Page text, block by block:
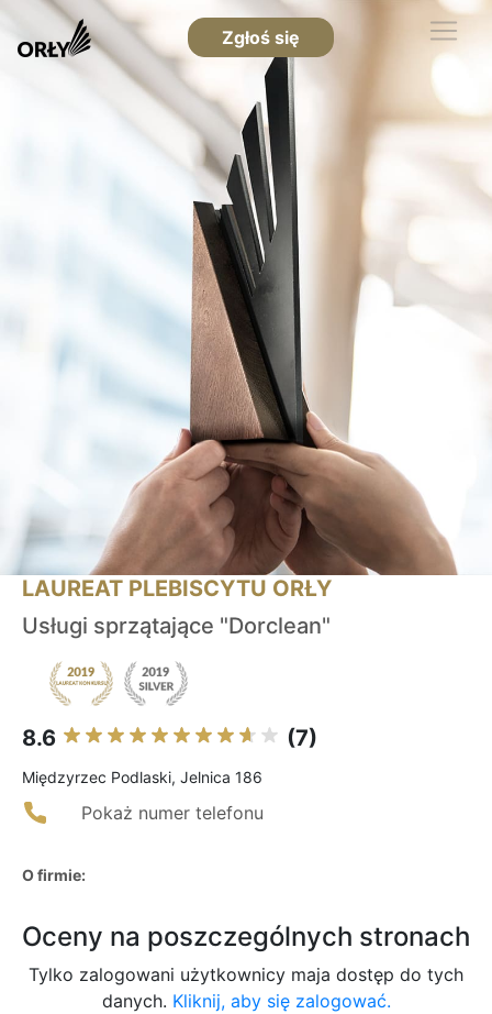
Zgłoś się
LAUREAT PLEBISCYTU ORŁY
Usługi sprzątające "Dorclean"
8.6 (7)
Międzyrzec Podlaski, Jelnica 186
Pokaż numer telefonu
O firmie:
Oceny na poszczególnych stronach
Tylko zalogowani użytkownicy maja dostęp do tych
danych. Kliknij, aby się zalogować.